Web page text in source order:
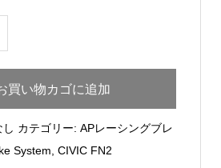
買い物カゴに追加
カテゴリー: APレーシングブレ
System CIVIC FN2